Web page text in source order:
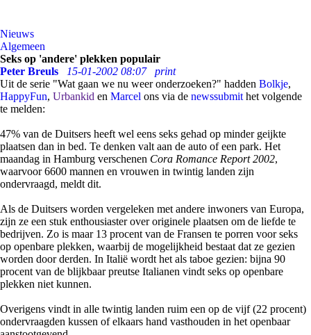
Nieuws
Algemeen
Seks op 'andere' plekken populair
Peter Breuls
15-01-2002 08:07
print
Uit de serie "Wat gaan we nu weer onderzoeken?" hadden Bolkje,
HappyFun, Urbankid en Marcel ons via de newssubmit het volgende
te melden:
47% van de Duitsers heeft wel eens seks gehad op minder geijkte
plaatsen dan in bed. Te denken valt aan de auto of een park. Het
maandag in Hamburg verschenen Cora Romance Report 2002,
waarvoor 6600 mannen en vrouwen in twintig landen zijn
ondervraagd, meldt dit.
Als de Duitsers worden vergeleken met andere inwoners van Europa,
zijn ze een stuk enthousiaster over originele plaatsen om de liefde te
bedrijven. Zo is maar 13 procent van de Fransen te porren voor seks
op openbare plekken, waarbij de mogelijkheid bestaat dat ze gezien
worden door derden. In Italië wordt het als taboe gezien: bijna 90
procent van de blijkbaar preutse Italianen vindt seks op openbare
plekken niet kunnen.
Overigens vindt in alle twintig landen ruim een op de vijf (22 procent)
ondervraagden kussen of elkaars hand vasthouden in het openbaar